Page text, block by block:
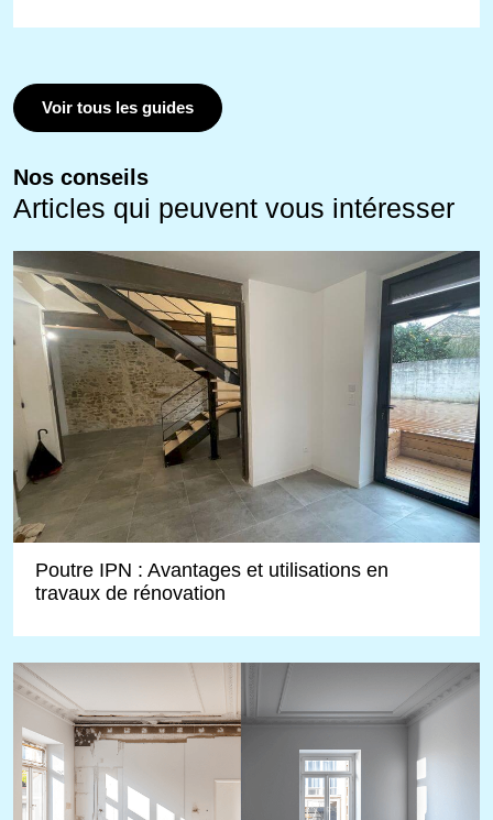
Voir tous les guides
Nos conseils
Articles qui peuvent vous intéresser
Poutre IPN : Avantages et utilisations en
travaux de rénovation